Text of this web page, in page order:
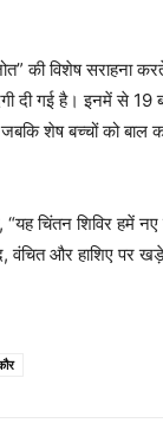
की विशेष सराहना
दी गई है। इनमें से 19
जबकि शेष बच्चों को
चिंतन शिविर हमें नए
वंचित और हाशिए पर